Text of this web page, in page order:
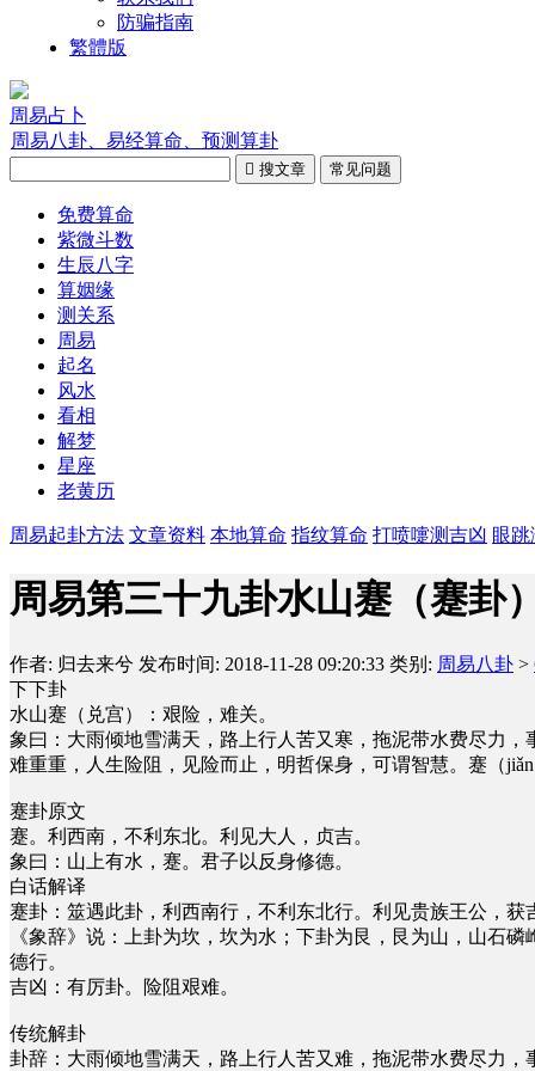
防骗指南
繁體版
周易占卜
周易八卦、易经算命、预测算卦
 搜文章 常见问题
免费算命
紫微斗数
生辰八字
算姻缘
测关系
周易
起名
风水
看相
解梦
星座
老黄历
周易起卦方法 文章资料 本地算命 指纹算命 打喷嚏测吉凶 眼
周易第三十九卦水山蹇（蹇卦
作者: 归去来兮 发布时间: 2018-11-28 09:20:33 类别: 周易八卦 >
下下卦
水山蹇（兑宫）：艰险，难关。
象曰：大雨倾地雪满天，路上行人苦又寒，拖泥带水费尽力
难重重，人生险阻，见险而止，明哲保身，可谓智慧。蹇（
蹇卦原文
蹇。利西南，不利东北。利见大人，贞吉。
象曰：山上有水，蹇。君子以反身修德。
白话解译
蹇卦：筮遇此卦，利西南行，不利东北行。利见贵族王公，获
《象辞》说：上卦为坎，坎为水；下卦为艮，艮为山，山石
德行。
吉凶：有厉卦。险阻艰难。
传统解卦
卦辞：大雨倾地雪满天，路上行人苦又难，拖泥带水费尽力